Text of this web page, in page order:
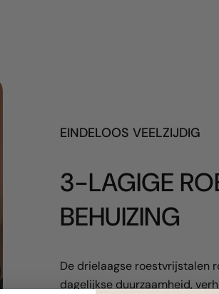
EINDELOOS VEELZIJDIG
3-LAGIGE
BEHUIZING
De drielaagse roestvrijstalen
dagelijkse duurzaamheid,